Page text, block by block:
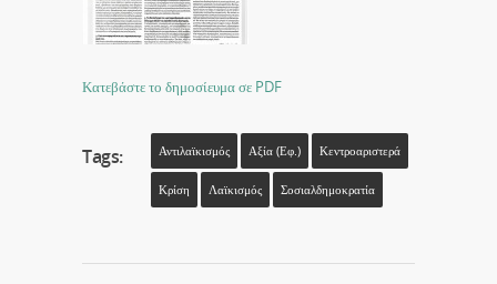
Κατεβάστε το δημοσίευμα σε PDF
Tags: Αντιλαϊκισμός Αξία (εφ.) Κεντροαριστερά
Κρίση Λαϊκισμός Σοσιαλδημοκρατία